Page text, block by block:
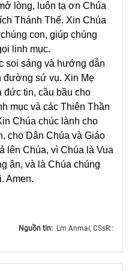
lòng, luôn tạ ơn Chúa
Thánh Thể. Xin Chúa
con, giúp chúng
linh mục.
soi sáng và hướng dẫn
đường sứ vụ. Xin Mẹ
đức tin, cầu bầu cho
mục và các Thiên Thần
Chúa chúc lành cho
cho Dân Chúa và Giáo
lên Chúa, vì Chúa là Vua
ân, và là Chúa chúng
Amen.
Nguồn tin: Lm Anmai, CSsR::